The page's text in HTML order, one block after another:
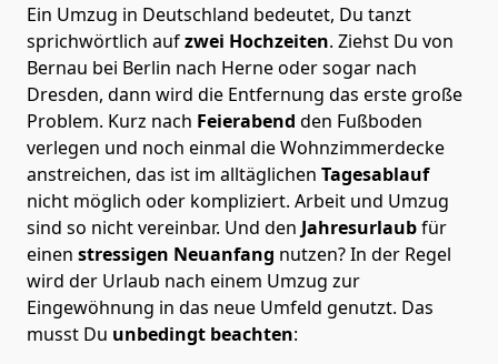
Ein Umzug in Deutschland bedeutet, Du tanzt
sprichwörtlich aufzwei Hochzeiten. Ziehst Du von
Bernau bei Berlin nach Herne oder sogar nach
Dresden, dann wird die Entfernung das erste große
Problem. Kurz nach Feierabend den Fußboden
verlegen und noch einmal die Wohnzimmerdecke
anstreichen, das ist im alltäglichen Tagesablauf
nicht möglich oder kompliziert. Arbeit und Umzug
sind so nicht vereinbar. Und den Jahresurlaubfür
einen stressigen Neuanfang nutzen? In der Regel
wird der Urlaub nach einem Umzug zur
Eingewöhnung in das neue Umfeld genutzt. Das
musst Du unbedingt beachten: